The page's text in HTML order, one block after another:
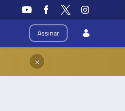
Assinar
×